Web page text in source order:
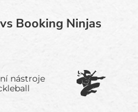
Booking Ninjas
nástroje